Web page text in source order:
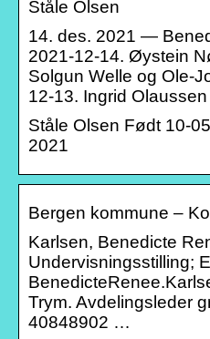
Ståle Olsen
14. des. 2021 —
2021-12-14. Øystein
Solgun Welle og Ole-
12-13. Ingrid
Ståle Olsen Født 10-
2021
Bergen kommune –
Karlsen, Benedicte
Undervisningsstilling;
Trym. Avdelingsleder
40848902 …